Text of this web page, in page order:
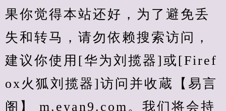
果你觉得本站还好，为了避免丢
失和转马，请勿依赖搜索访问，
建议你使用[华为刘揽器]或[Firef
ox火狐刘揽器]访问并收蔵【易言
阁】 m.eyan9.com。我们将会持